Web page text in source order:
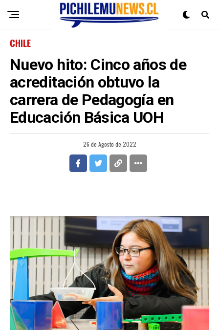
CHILE
Nuevo hito: Cinco años de
acreditación obtuvo la
carrera de Pedagogía en
Educación Básica UOH
26 de Agosto de 2022